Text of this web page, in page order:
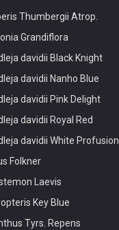
Thumbergii Atrop.
Grandiflora
davidii Black Knight
davidii Nanho Blue
davidii Pink Delight
davidii Royal Red
davidii White Profusion
Folkner
Laevis
Key Blue
Tyrs. Repens